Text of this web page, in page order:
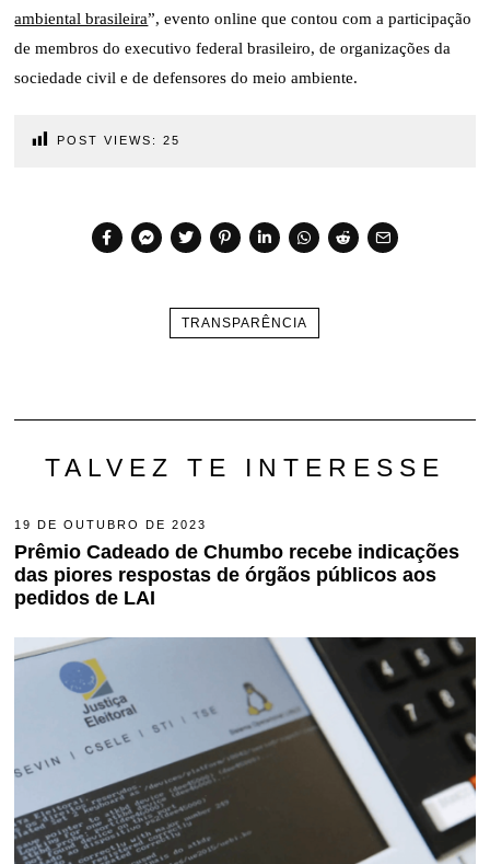
ambiental brasileira”, evento online que contou com a participação
de membros do executivo federal brasileiro, de organizações da
sociedade civil e de defensores do meio ambiente.
POST VIEWS: 25
TRANSPARÊNCIA
TALVEZ TE INTERESSE
19 DE OUTUBRO DE 2023
D
E
U
D
0
2
3
Prêmio Cadeado de Chumbo recebe indicações
das piores respostas de órgãos públicos aos
pedidos de LAI